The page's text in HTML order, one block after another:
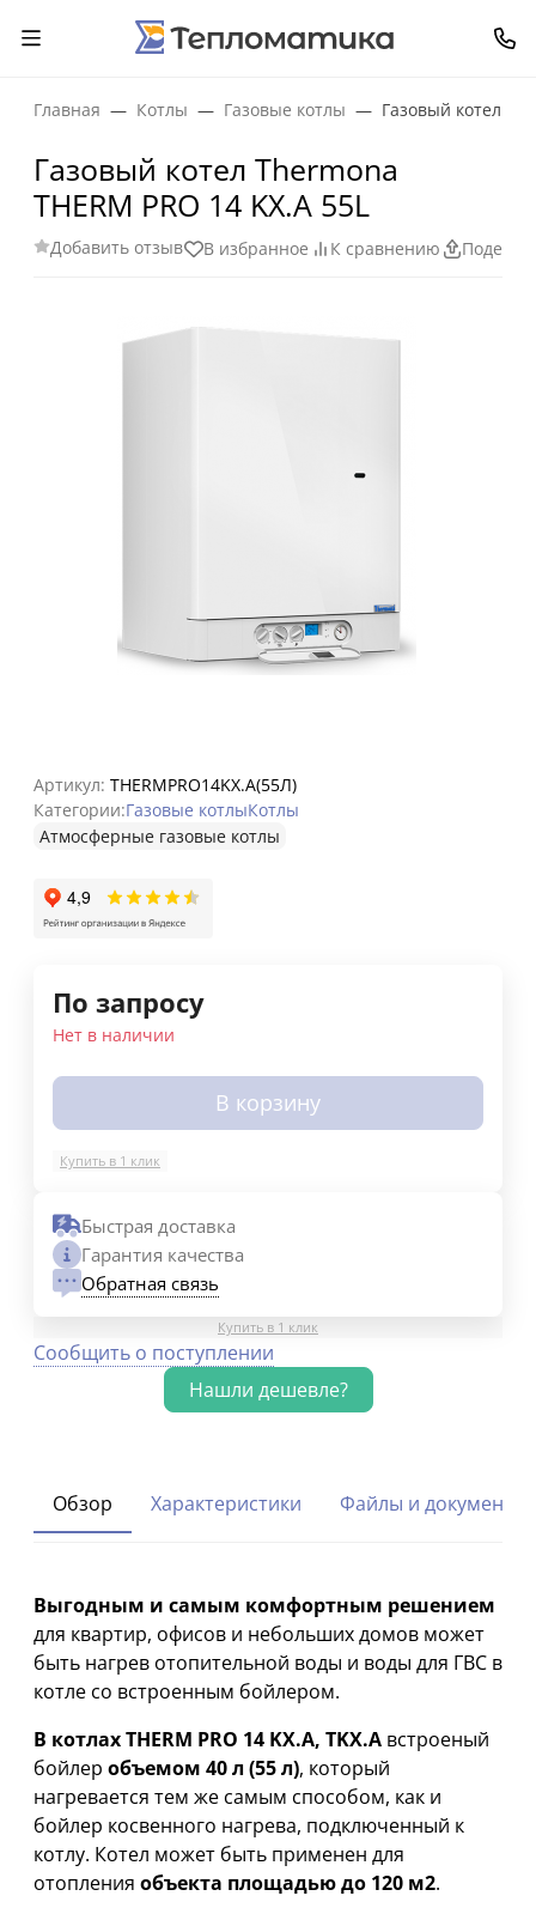
Главная Котлы Газовые котлы Газовый котел
Газовый котел Thermona
THERM PRO 14 KX.A 55L
Добавить отзыв В избранное К сравнению
Артикул: THERMPRO14KX.А(55Л)
Категории:Газовые котлыКотлы
Атмосферные газовые котлы
По запросу
Нет в наличии
В корзину
Купить в 1 клик
Быстрая доставка
Гарантия качества
Обратная связь
Купить в 1 клик
Сообщить о поступлении
Обзор Характеристики Файлы и документы
Выгодным и самым комфортным решением
для квартир, офисов и небольших домов может
быть нагрев отопительной воды и воды для ГВС в
котле со встроенным бойлером.
В котлах THERM PRO 14 KX.A, TKX.A встроеный
бойлер объемом 40 л (55 л), который
нагревается тем же самым способом, как и
бойлер косвенного нагрева, подключенный к
котлу. Котел может быть применен для
отопления объекта площадью до 120 м2.